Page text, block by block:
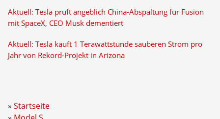
Aktuell: Tesla prüft angeblich China-Abspaltung für Fusion
mit SpaceX, CEO Musk dementiert
Aktuell: Tesla kauft 1 Terawattstunde sauberen Strom pro
Jahr von Rekord-Projekt in Arizona
Startseite